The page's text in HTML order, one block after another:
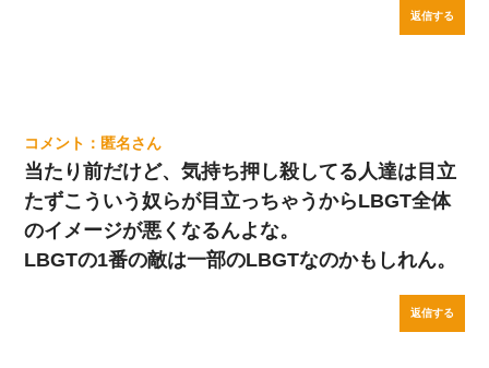
返信する
匿名
当たり前だけど、気持ち押し殺してる人達は目立
たずこういう奴らが目立っちゃうからLBGT全体
のイメージが悪くなるんよな。
LBGTの1番の敵は一部のLBGTなのかもしれん。
返信する